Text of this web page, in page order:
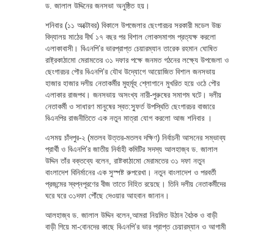
ড. জালাল উদ্দিনের জনসভা অনুষ্ঠিত হয়।
শনিবার (১১ অক্টোবর) বিকালে উপজেলার ছেংগারচর সরকারী মডেল উচ্চ
বিদ্যালয় মাঠের দীর্ঘ ১৭ বছর পর বিশাল লোকসমাগম প্রত্যক্ষ করলো
এলাকাবাসী। বিএনপি’র ভারপ্রাপ্ত চেয়ারম্যান তারেক রহমান ঘোষিত
রাষ্ট্রকাঠামো মেরামতের ৩১ দফার পক্ষে জনমত গঠনের লক্ষ্যে উপজেলা ও
ছেংগারচর পৌর বিএনপি’র যৌথ উদ্যোগে আয়োজিত বিশাল জনসভায়
হাজার হাজার দলীয় নেতাকর্মীর মুহুর্মূহু শ্লোগানে মুখরিত হয়ে ওঠে পৌর
এলাকার রাজপথ। জনসভায় অসংখ্য নারী-পুরুষের সমাগম ঘটে। দলীয়
নেতাকর্মী ও সাধারণ মানুষের স্বত:স্ফুর্ত উপস্থিতি ছেংগারচর বাজারে
বিএনপির রাজনীতিতে এক নতুন মাত্রা যোগ করলো আজ শনিবার ।
এসময় চাঁদপুর-২ (মতলব উত্তর-মতলব দক্ষিণ) নির্বাচনী আসনের সম্ভাব্য
প্রার্থী ও বিএনপি’র জাতীয় নির্বাহী কমিটির সদস্য আলহাজ্ব ড. জালাল
উদ্দিন তাঁর বক্তব্যে বলেন, রাষ্টকাঠামো মেরামতের ৩১ দফা নতুন
বাংলাদেশ বিনির্মানের এক সুস্পষ্ট রুপরেখা। নতুন বাংলাদেশ ও পরবর্তী
প্রজন্মের স্বপ্নপূরণের বীজ তাতে নিহিত রয়েছে। তিনি দলীয় নেতাকর্মীদের
ঘরে ঘরে ৩১দফা পৌঁছে দেওয়ার আহবান জানান।
আলহাজ্ব ড. জালাল উদ্দিন বলেন,আমরা নিয়মিত উঠান বৈঠক ও বাড়ী
বাড়ী গিয়ে মা-বোনদের কাছে বিএনপি’র ভার প্রাপ্ত চেয়ারম্যান ও আগামী